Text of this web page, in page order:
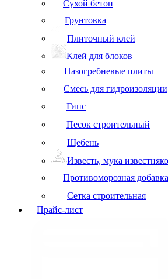
Сухой бетон
Грунтовка
Плиточный клей
Клей для блоков
Пазогребневые плиты
Смесь для гидроизоляции
Гипс
Песок строительный
Щебень
Известь, мука
Противоморозная добавка
Сетка строительная
Прайс-лист